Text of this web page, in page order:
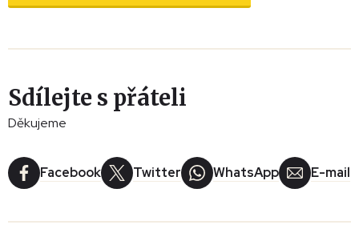
Sdílejte s přáteli
Děkujeme
Facebook Twitter WhatsApp E-mail